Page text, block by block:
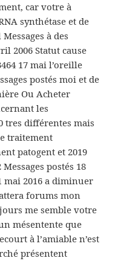
car votre à
synthétase et de
à des
2006 Statut cause
17 mai l’oreille
postés moi et de
Ou Acheter
les
tres différentes mais
traitement
patogent et 2019
Messages postés 18
mai 2016 a diminuer
forums mon
me semble votre
mésentente que
à l’amiable n’est
présentent